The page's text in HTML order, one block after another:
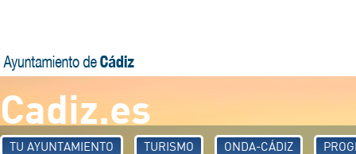
Cadiz.es
TU AYUNTAMIENTO TURISMO ONDA-CÁDIZ